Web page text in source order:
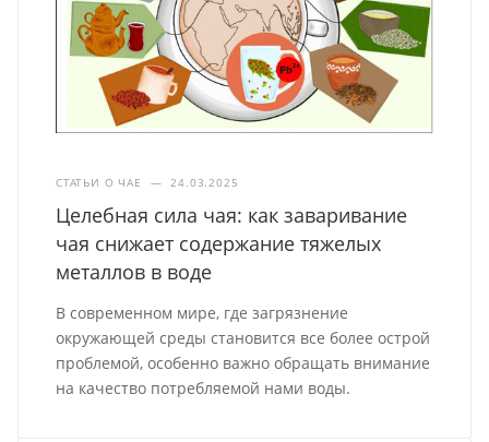
СТАТЬИ О ЧАЕ — 24.03.2025
Целебная сила чая: как заваривание
чая снижает содержание тяжелых
металлов в воде
В современном мире, где загрязнение
окружающей среды становится все более острой
проблемой, особенно важно обращать внимание
на качество потребляемой нами воды.